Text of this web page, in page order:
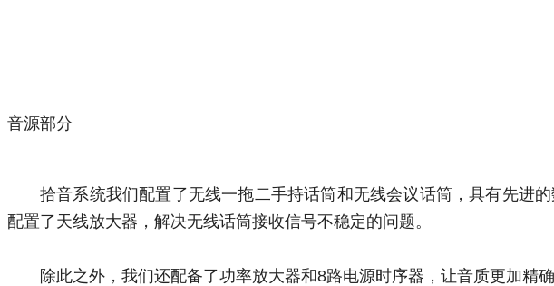
音源部分
拾音系统我们配置了无线一拖二手持话筒和无线会议话筒，具有先进
配置了天线放大器，解决无线话筒接收信号不稳定的问题。
除此之外，我们还配备了功率放大器和8路电源时序器，让音质更加精